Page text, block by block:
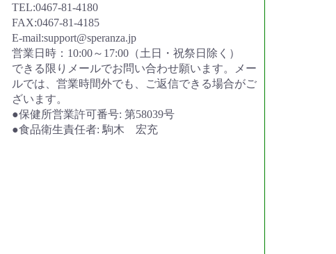
TEL:0467-81-4180
FAX:0467-81-4185
E-mail:support@speranza.jp
営業日時：10:00～17:00（土日・祝祭日除く）
できる限りメールでお問い合わせ願います。メー
ルでは、営業時間外でも、ご返信できる場合がご
ざいます。
●保健所営業許可番号: 第58039号
●食品衛生責任者: 駒木 宏充